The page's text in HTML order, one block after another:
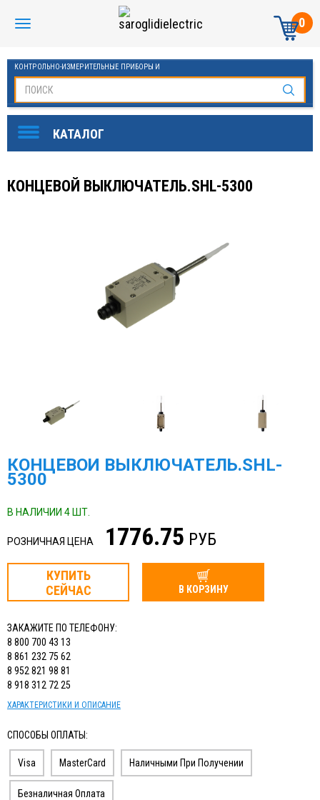
0
КОНТРОЛЬНО-ИЗМЕРИТЕЛЬНЫЕ ПРИБОРЫ И
КОНЦЕВОЙ ВЫКЛЮЧАТЕЛЬ.SHL-5300
КОНЦЕВОЙ ВЫКЛЮЧАТЕЛЬ.SHL-
5300
В НАЛИЧИИ 4 ШТ.
РОЗНИЧНАЯ ЦЕНА 1776.75 РУБ
КУПИТЬ
СЕЙЧАС
В КОРЗИНУ
ЗАКАЖИТЕ ПО ТЕЛЕФОНУ:
8 800 700 43 13
8 861 232 75 62
8 952 821 98 81
8 918 312 72 25
ХАРАКТЕРИСТИКИ И ОПИСАНИЕ
СПОСОБЫ ОПЛАТЫ:
Visa MasterCard Наличными При Получении
Безналичная Оплата